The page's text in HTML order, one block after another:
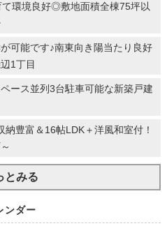
環境良好◎敷地面積全棟75坪以
可能です♪南東向き陽当たり良好
1丁目
ース並列3台駐車可能な新築戸建
豊富＆16帖LDK＋洋風和室付！
とみる
ンダー